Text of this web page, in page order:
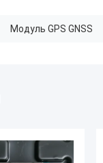
Модуль GPS GNSS